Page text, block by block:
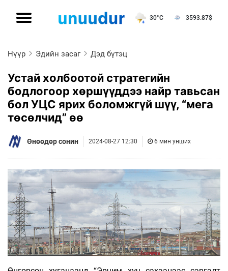
30°C 3593.87$
Нүүр Эдийн засаг Дэд бүтэц
Устай холбоотой стратегийн
бодлогоор хөршүүддээ найр тавьсан
бол УЦС ярих боломжгүй шүү, “мега
төсөлчид” өө
Өнөөдөр сонин 2024-08-27 12:30 6 мин унших